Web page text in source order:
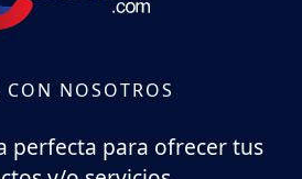
CON NOSOTROS
perfecta para ofrecer tus